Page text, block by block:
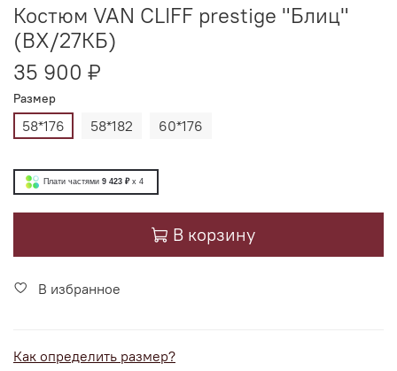
Костюм VAN CLIFF prestige "Блиц"
(ВХ/27КБ)
35 900 ₽
Размер
58*176 58*182 60*176
Плати частями 9 423 ₽ x 4
В корзину
В избранное
Как определить размер?